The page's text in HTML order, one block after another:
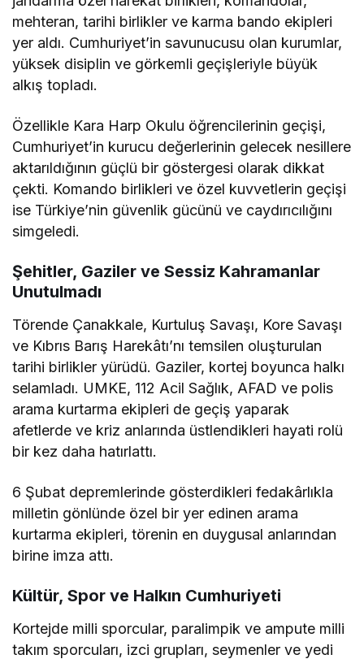
mehteran, tarihi birlikler ve karma bando ekipleri
yer aldı. Cumhuriyet’in savunucusu olan kurumlar,
yüksek disiplin ve görkemli geçişleriyle büyük
alkış topladı.
Özellikle Kara Harp Okulu öğrencilerinin geçişi,
Cumhuriyet’in kurucu değerlerinin gelecek nesillere
aktarıldığının güçlü bir göstergesi olarak dikkat
çekti. Komando birlikleri ve özel kuvvetlerin geçişi
ise Türkiye’nin güvenlik gücünü ve caydırıcılığını
simgeledi.
Şehitler, Gaziler ve Sessiz Kahramanlar
Unutulmadı
Törende Çanakkale, Kurtuluş Savaşı, Kore Savaşı
ve Kıbrıs Barış Harekâtı’nı temsilen oluşturulan
tarihi birlikler yürüdü. Gaziler, kortej boyunca halkı
selamladı. UMKE, 112 Acil Sağlık, AFAD ve polis
arama kurtarma ekipleri de geçiş yaparak
afetlerde ve kriz anlarında üstlendikleri hayati rolü
bir kez daha hatırlattı.
6 Şubat depremlerinde gösterdikleri fedakârlıkla
milletin gönlünde özel bir yer edinen arama
kurtarma ekipleri, törenin en duygusal anlarından
birine imza attı.
Kültür, Spor ve Halkın Cumhuriyeti
Kortejde milli sporcular, paralimpik ve ampute milli
takım sporcuları, izci grupları, seymenler ve yedi